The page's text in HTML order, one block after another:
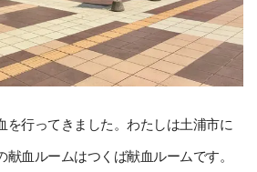
を行ってきました。わたしは土浦市に
血ルームはつくば献血ルームです。